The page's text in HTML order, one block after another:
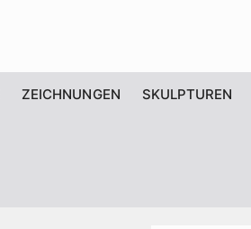
ZEICHNUNGEN SKULPTUREN